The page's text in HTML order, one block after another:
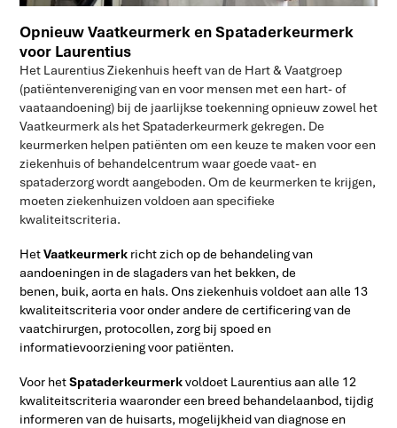
Opnieuw Vaatkeurmerk en Spataderkeurmerk
voor Laurentius
Het Laurentius Ziekenhuis heeft van de Hart & Vaatgroep
(patiëntenvereniging van en voor mensen met een hart- of
vaataandoening) bij de jaarlijkse toekenning opnieuw zowel het
Vaatkeurmerk als het Spataderkeurmerk gekregen. De
keurmerken helpen patiënten om een keuze te maken voor een
ziekenhuis of behandelcentrum waar goede vaat- en
spataderzorg wordt aangeboden. Om de keurmerken te krijgen,
moeten ziekenhuizen voldoen aan specifieke
kwaliteitscriteria.
HetVaatkeurmerk richt zich op de behandeling van
aandoeningen in de slagaders van het bekken, de
benen, buik, aorta en hals. Ons ziekenhuis voldoet aan alle 13
kwaliteitscriteria voor onder andere de certificering van de
vaatchirurgen, protocollen, zorg bij spoed en
informatievoorziening voor patiënten.
Voor hetSpataderkeurmerkvoldoet Laurentius aan alle 12
kwaliteitscriteria waaronder een breed behandelaanbod, tijdig
informeren van de huisarts, mogelijkheid van diagnose en